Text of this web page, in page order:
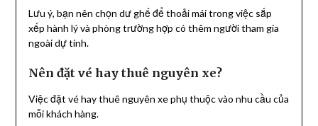
Lưu ý, bạn nên chọn dư ghế để thoải mái trong việc sắp
xếp hành lý và phòng trường hợp có thêm người tham gia
ngoài dự tính.
Nên đặt vé hay thuê nguyên xe?
Việc đặt vé hay thuê nguyên xe phụ thuộc vào nhu cầu của
mỗi khách hàng.